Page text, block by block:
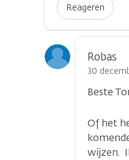
Reageren
Robas
30
Beste
Of het
wijzen.